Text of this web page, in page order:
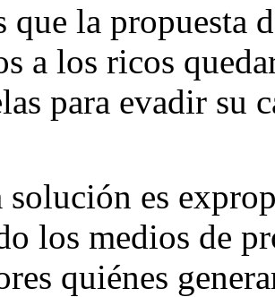
que la propuesta
a los ricos
para evadir su
solución es
los medios de
quiénes